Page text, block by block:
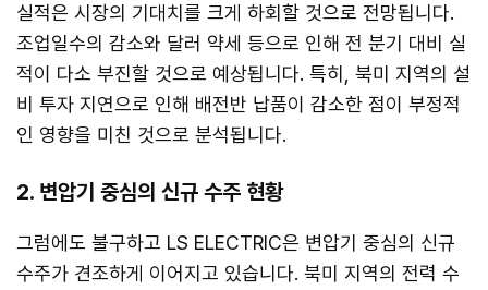
실적은 시장의 기대치를 크게 하회할 것으로 전망됩니다.
조업일수의 감소와 달러 약세 등으로 인해 전 분기 대비 실
적이 다소 부진할 것으로 예상됩니다. 특히, 북미 지역의 설
비 투자 지연으로 인해 배전반 납품이 감소한 점이 부정적
인 영향을 미친 것으로 분석됩니다.
2. 변압기 중심의 신규 수주 현황
그럼에도 불구하고 LS ELECTRIC은 변압기 중심의 신규
수주가 견조하게 이어지고 있습니다. 북미 지역의 전력 수